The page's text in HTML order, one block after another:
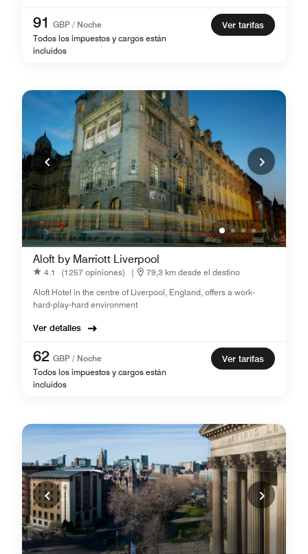
91 GBP / Noche
Todos los impuestos y cargos están
incluidos
Ver tarifas
Aloft by Marriott Liverpool
4.1 (1257 opiniones) |
79,3 km desde el destino
Aloft Hotel in the centre of Liverpool, England, offers a work-
hard-play-hard environment
Ver detalles
62 GBP / Noche
Todos los impuestos y cargos están
incluidos
Ver tarifas